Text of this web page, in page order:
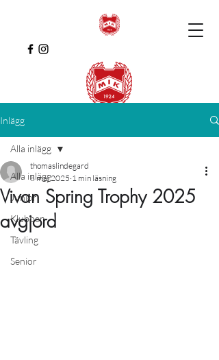
Inlägg
Alla inlägg
Junior
Klubben
Tävling
Senior
Alla inlägg
Vivan Spring Trophy 2025
avgjord
thomaslindegard
8 maj 2025 1 min läsning